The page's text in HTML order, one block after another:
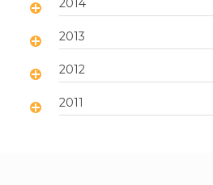
2014
2013
2012
2011